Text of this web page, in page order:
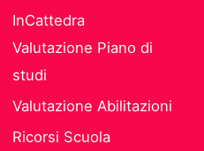
InCattedra
Valutazione Piano di
studi
Valutazione Abilitazioni
Ricorsi Scuola